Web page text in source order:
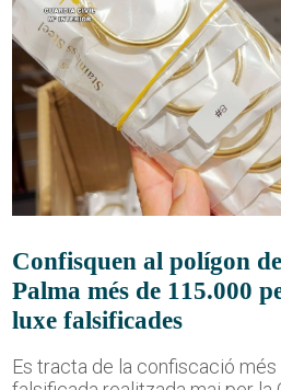
Confisquen al polígon
Palma més de 115.000
luxe falsificades
Es tracta de la confiscació més